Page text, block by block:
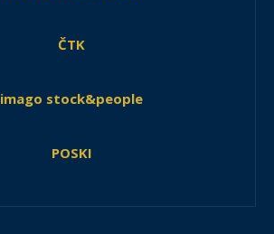
ČTK
imago stock&people
POSKI